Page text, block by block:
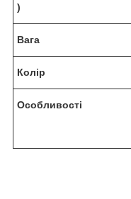
)
Вага
Колір
Особливості